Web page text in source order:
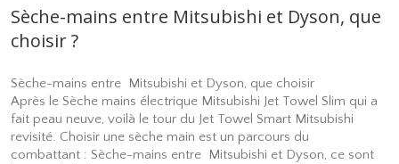
Sèche-mains entre Mitsubishi et Dyson, que
choisir ?
Sèche-mains entre Mitsubishi et Dyson, que choisir
Après le Sèche mains électrique Mitsubishi Jet Towel Slim qui a
fait peau neuve, voilà le tour du Jet Towel Smart Mitsubishi
revisité. Choisir une sèche main est un parcours du
combattant : Sèche-mains entre Mitsubishi et Dyson, ce sont